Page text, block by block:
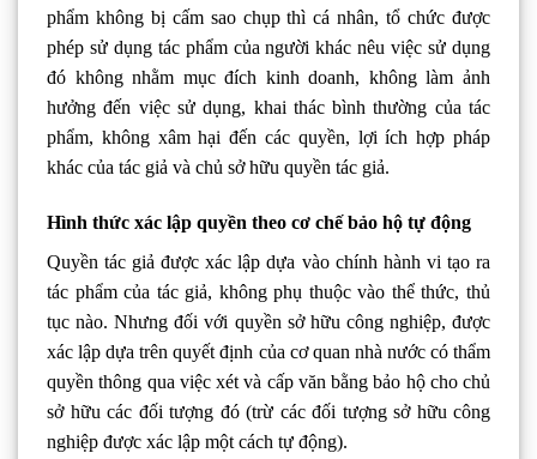
phẩm không bị cấm sao chụp thì cá nhân, tổ chức được
phép sử dụng tác phẩm của người khác nêu việc sử dụng
đó không nhằm mục đích kinh doanh, không làm ảnh
hưởng đến việc sử dụng, khai thác bình thường của tác
phẩm, không xâm hại đến các quyền, lợi ích hợp pháp
khác của tác giả và chủ sở hữu quyền tác giả.
Hình thức xác lập quyền theo cơ chế bảo hộ tự động
Quyền tác giả được xác lập dựa vào chính hành vi tạo ra
tác phẩm của tác giả, không phụ thuộc vào thể thức, thủ
tục nào. Nhưng đối với quyền sở hữu công nghiệp, được
xác lập dựa trên quyết định của cơ quan nhà nước có thẩm
quyền thông qua việc xét và cấp văn bằng bảo hộ cho chủ
sở hữu các đối tượng đó (trừ các đối tượng sở hữu công
nghiệp được xác lập một cách tự động).